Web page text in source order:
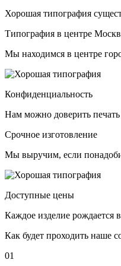
Хорошая типография
Типография в центре
Мы находимся в центре
Конфиденциальность
Нам можно доверить
Срочное изготовление
Мы выручим, если
Доступные цены
Каждое изделие рождается
Как будет проходить наше
01